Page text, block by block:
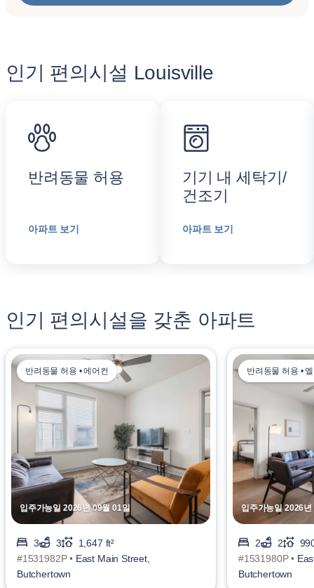
인기 편의시설 Louisville
반려동물 허용
아파트 보기
기기 내 세탁기/
건조기
아파트 보기
인기 편의시설을 갖춘 아파트
입주가능일 2026년 09월 01일
반려동물 허용 • 에어컨
3 3
1,647 ft²
#1531982P • East Main Street,
Butchertown
입주가능일 2026
반려동물 허용 •
2 2
#1531980P •
Butchertown